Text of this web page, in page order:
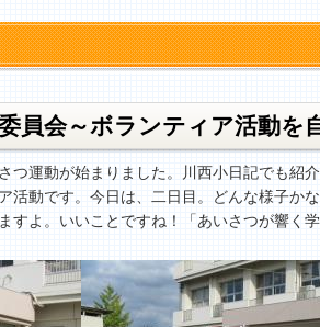
会～ボランティア活動を
運動が始まりました。川西小日記でも紹
活動です。今日は、二日目。どんな様子か
すよ。いいことですね！「あいさつが響く